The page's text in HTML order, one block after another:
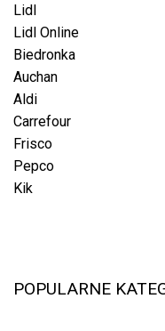
Lidl
Lidl Online
Biedronka
Auchan
Aldi
Carrefour
Frisco
Pepco
Kik
POPULARNE